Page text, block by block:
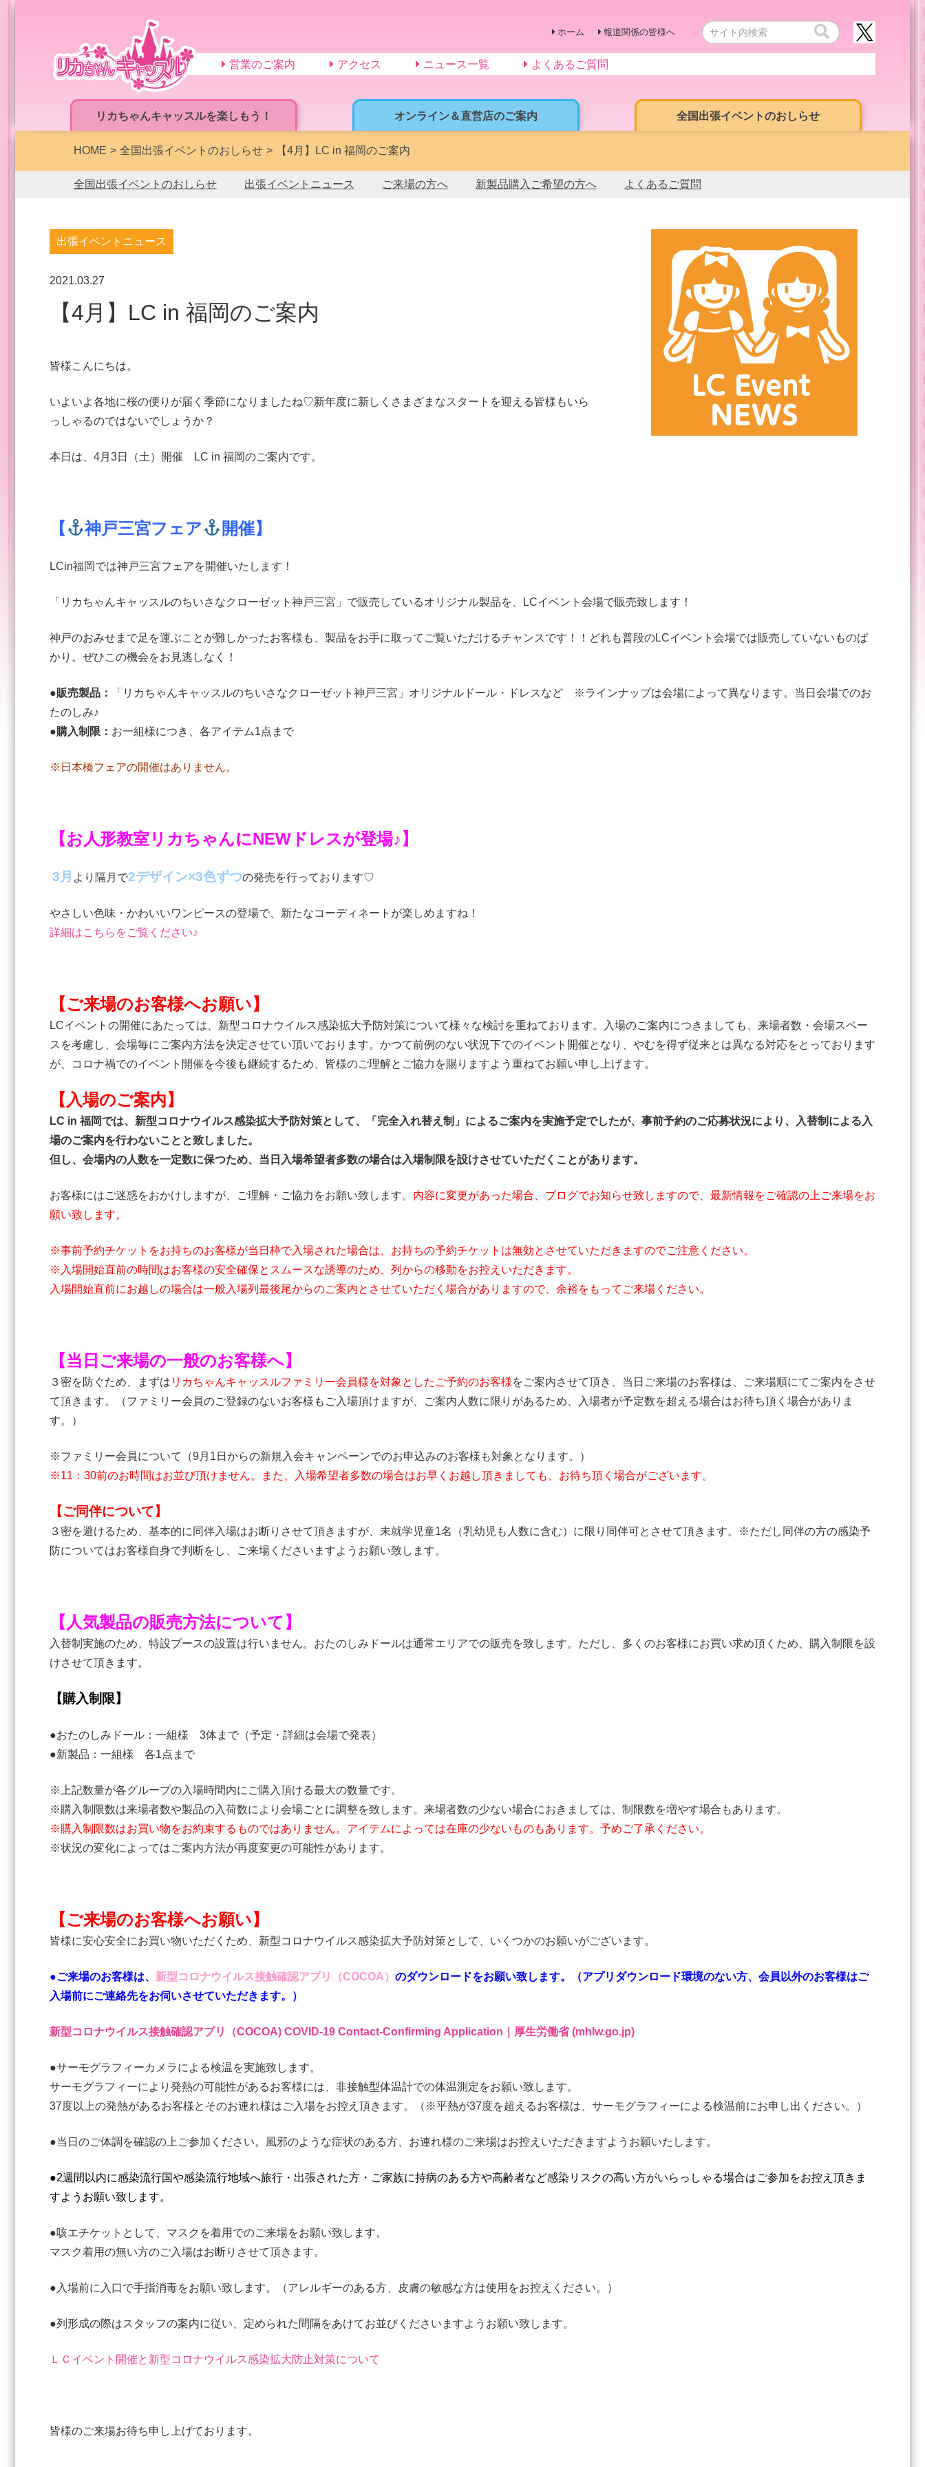
リカちゃんキャッスルを楽しもう！ オンライン＆直営店のご案内 全国出張イベントのおしらせ
ホーム 報道関係の皆様へ
営業のご案内 アクセス ニュース一覧 よくあるご質問
HOME 全国出張イベントのおしらせ 【4月】LC in 福岡のご案内
全国出張イベントのおしらせ 出張イベントニュース ご来場の方へ 新製品購入ご希望の方へ よくあるご質問
出張イベントニュース
2021.03.27
【4月】LC in 福岡のご案内
皆様こんにちは。
いよいよ各地に桜の便りが届く季節になりましたね♡新年度に新しくさまざまなスタートを迎える皆様もいら
っしゃるのではないでしょうか？
本日は、4月3日（土）開催 LC in 福岡のご案内です。
【 神戸三宮フェア 開催】
LCin福岡では神戸三宮フェアを開催いたします！
「リカちゃんキャッスルのちいさなクローゼット神戸三宮」で販売しているオリジナル製品を、LCイベント会場で販売致します！
神戸のおみせまで足を運ぶことが難しかったお客様も、製品をお手に取ってご覧いただけるチャンスです！！どれも普段のLCイベント会場では販売していないものば
かり。ぜひこの機会をお見逃しなく！
●販売製品：
「リカちゃんキャッスルのちいさなクローゼット神戸三宮」オリジナルドール・ドレスなど ※ラインナップは会場によって異なります。当日会場でのお
たのしみ♪
●購入制限： お一組様につき、各アイテム1点まで
※日本橋フェアの開催はありません。
【お人形教室リカちゃんにNEWドレスが登場♪】
3月 より隔月で2デザイン×3色ずつの発売を行っております♡
やさしい色味・かわいいワンピースの登場で、新たなコーディネートが楽しめますね！
詳細はこちらをご覧ください♪
【ご来場のお客様へお願い】
LCイベントの開催にあたっては、新型コロナウイルス感染拡大予防対策について様々な検討を重ねております。入場のご案内につきましても、来場者数・会場スペー
スを考慮し、会場毎にご案内方法を決定させてい頂いております。かつて前例のない状況下でのイベント開催となり、やむを得ず従来とは異なる対応をとっております
が、コロナ禍でのイベント開催を今後も継続するため、皆様のご理解とご協力を賜りますよう重ねてお願い申し上げます。
【入場のご案内】
LC in 福岡では、新型コロナウイルス感染拡大予防対策として、「完全入れ替え制」によるご案内を実施予定でしたが、事前予約のご応募状況により、入替制による入
場のご案内を行わないことと致しました。
但し、会場内の人数を一定数に保つため、当日入場希望者多数の場合は 入場制限を設けさせていただくことがあります。
お客様にはご迷惑をおかけしますが、ご理解・ご協力をお願い致します。 内容に変更があった場合、ブログでお知らせ致しますので、最新情報をご確認の上ご来場をお
願い致します。
※事前予約チケットをお持ちのお客様が当日枠で入場された場合は、お持ちの予約チケットは無効とさせていただきますのでご注意ください。
※入場開始直前の時間はお客様の安全確保とスムースな誘導のため、列からの移動をお控えいただきます。
入場開始直前にお越しの場合は一般入場列最後尾からのご案内とさせていただく場合がありますので、余裕をもってご来場ください。
【当日ご来場の一般のお客様へ】
３密を防ぐため、まずは リカちゃんキャッスルファミリー会員様を対象としたご予約のお客様をご案内させて頂き、当日ご来場のお客様は、ご来場順にてご案内をさせ
て頂きます。（ファミリー会員のご登録のないお客様もご入場頂けますが、ご案内人数に限りがあるため、入場者が予定数を超える場合はお待ち頂く場合がありま
す。）
※ファミリー会員について（9月1日からの新規入会キャンペーンでのお申込みのお客様も対象となります。）
※11：30前のお時間はお並び頂けません。また、入場希望者多数の場合はお早くお越し頂きましても、お待ち頂く場合がございます。
【ご同伴について】
３密を避けるため、基本的に同伴入場はお断りさせて頂きますが、未就学児童1名（乳幼児も人数に含む）に限り同伴可とさせて頂きます。※ただし同伴の方の感染予
防についてはお客様自身で判断をし、ご来場くださいますようお願い致します。
【人気製品の販売方法について】
入替制実施のため、特設ブースの設置は行いません。おたのしみドールは通常エリアでの販売を致します。ただし、多くのお客様にお買い求め頂くため、購入制限を設
けさせて頂きます。
【購入制限】
●おたのしみドール：一組様 3体まで（予定・詳細は会場で発表）
●新製品：一組様 各1点まで
※上記数量が各グループの入場時間内にご購入頂ける最大の数量です。
※購入制限数は来場者数や製品の入荷数により会場ごとに調整を致します。来場者数の少ない場合におきましては、制限数を増やす場合もあります。
※購入制限数はお買い物をお約束するものではありません。アイテムによっては在庫の少ないものもあります。予めご了承ください。
※状況の変化によってはご案内方法が再度変更の可能性があります。
【ご来場のお客様へお願い】
皆様に安心安全にお買い物いただくため、新型コロナウイルス感染拡大予防対策として、いくつかのお願いがございます。
●ご来場のお客様は、 新型コロナウイルス接触確認アプリ（COCOA） のダウンロードをお願い致します。（アプリダウンロード環境のない方、会員以外のお客様はご
入場前にご連絡先をお伺いさせていただきます。）
新型コロナウイルス接触確認アプリ（COCOA) COVID-19 Contact-Confirming Application｜厚生労働省 (mhlw.go.jp)
●サーモグラフィーカメラによる検温を実施致します。
サーモグラフィーにより発熱の可能性があるお客様には、非接触型体温計での体温測定をお願い致します。
37度以上の発熱があるお客様とそのお連れ様はご入場をお控え頂きます。（※平熱が37度を超えるお客様は、サーモグラフィーによる検温前にお申し出ください。）
●当日のご体調を確認の上ご参加ください。風邪のような症状のある方、お連れ様のご来場はお控えいただきますようお願いたします。
●2週間以内に感染流行国や感染流行地域へ旅行・出張された方・ご家族に持病のある方や高齢者など感染リスクの高い方がいらっしゃる場合はご参加をお控え頂きま
すようお願い致します。
●咳エチケットとして、マスクを着用でのご来場をお願い致します。
マスク着用の無い方のご入場はお断りさせて頂きます。
●入場前に入口で手指消毒をお願い致します。（アレルギーのある方、皮膚の敏感な方は使用をお控えください。）
●列形成の際はスタッフの案内に従い、定められた間隔をあけてお並びくださいますようお願い致します。
ＬＣイベント開催と新型コロナウイルス感染拡大防止対策について
皆様のご来場お待ち申し上げております。